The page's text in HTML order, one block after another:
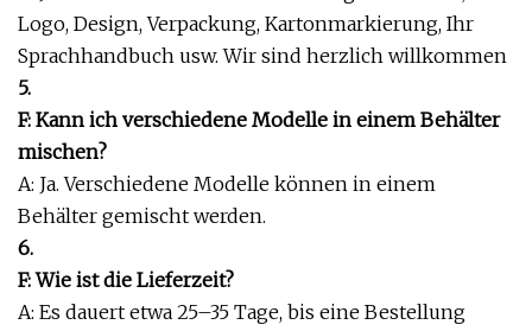
Logo, Design, Verpackung, Kartonmarkierung, Ihr
Sprachhandbuch usw. Wir sind herzlich willkommen
5.
F: Kann ich verschiedene Modelle in einem Behälter
mischen?
A: Ja. Verschiedene Modelle können in einem
Behälter gemischt werden.
6.
F: Wie ist die Lieferzeit?
A: Es dauert etwa 25–35 Tage, bis eine Bestellung